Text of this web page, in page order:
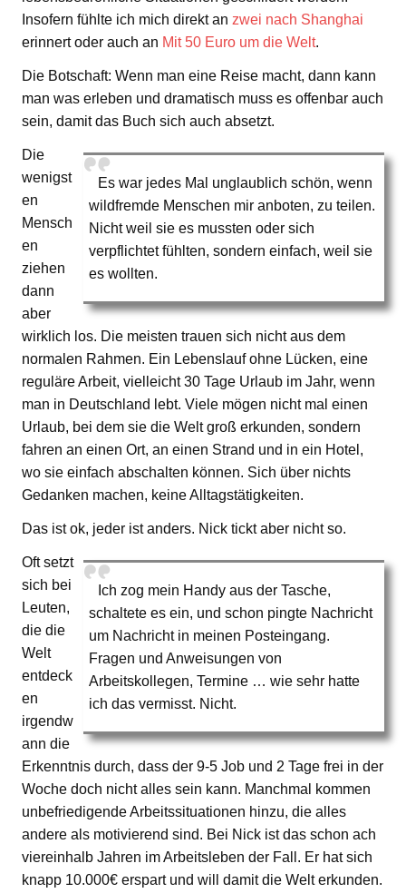
Insofern fühlte ich mich direkt an zwei nach Shanghai
erinnert oder auch an Mit 50 Euro um die Welt.
Die Botschaft: Wenn man eine Reise macht, dann kann
man was erleben und dramatisch muss es offenbar auch
sein, damit das Buch sich auch absetzt.
Es war jedes Mal unglaublich schön, wenn
wildfremde Menschen mir anboten, zu teilen.
Nicht weil sie es mussten oder sich
verpflichtet fühlten, sondern einfach, weil sie
es wollten.
Die
wenigst
en
Mensch
en
ziehen
dann
aber
wirklich los. Die meisten trauen sich nicht aus dem
normalen Rahmen. Ein Lebenslauf ohne Lücken, eine
reguläre Arbeit, vielleicht 30 Tage Urlaub im Jahr, wenn
man in Deutschland lebt. Viele mögen nicht mal einen
Urlaub, bei dem sie die Welt groß erkunden, sondern
fahren an einen Ort, an einen Strand und in ein Hotel,
wo sie einfach abschalten können. Sich über nichts
Gedanken machen, keine Alltagstätigkeiten.
Das ist ok, jeder ist anders. Nick tickt aber nicht so.
Ich zog mein Handy aus der Tasche,
schaltete es ein, und schon pingte Nachricht
um Nachricht in meinen Posteingang.
Fragen und Anweisungen von
Arbeitskollegen, Termine … wie sehr hatte
ich das vermisst. Nicht.
Oft setzt
sich bei
Leuten,
die die
Welt
entdeck
en
irgendw
ann die
Erkenntnis durch, dass der 9-5 Job und 2 Tage frei in der
Woche doch nicht alles sein kann. Manchmal kommen
unbefriedigende Arbeitssituationen hinzu, die alles
andere als motivierend sind. Bei Nick ist das schon ach
viereinhalb Jahren im Arbeitsleben der Fall. Er hat sich
knapp 10.000€ erspart und will damit die Welt erkunden.